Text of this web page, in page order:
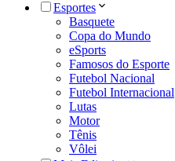
Esportes
Basquete
Copa do Mundo
eSports
Famosos do Esporte
Futebol Nacional
Futebol Internacional
Lutas
Motor
Tênis
Vôlei